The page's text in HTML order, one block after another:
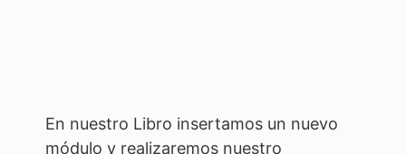
En nuestro Libro insertamos un nuevo
módulo y realizaremos nuestro